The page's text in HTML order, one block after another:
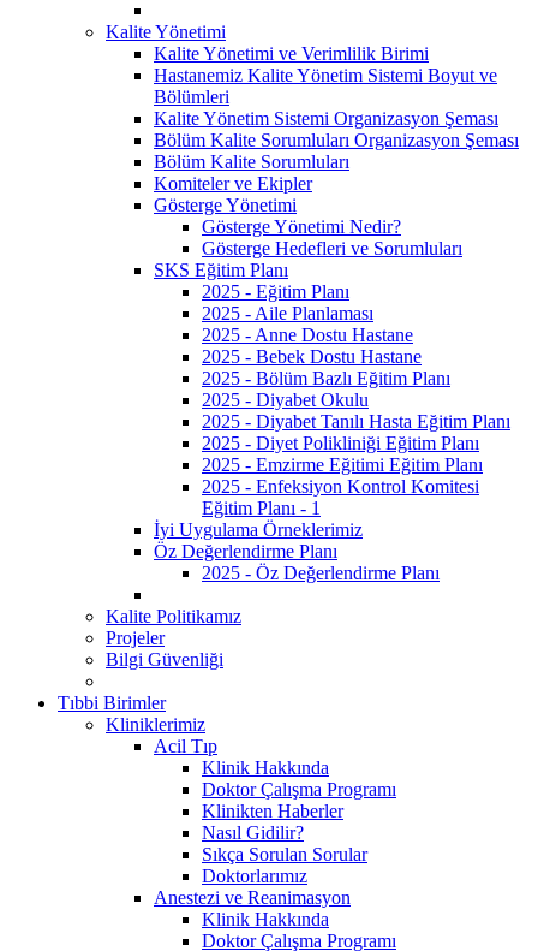
Kalite Yönetimi
Kalite Yönetimi ve Verimlilik Birimi
Hastanemiz Kalite Yönetim Sistemi Boyut ve
Bölümleri
Kalite Yönetim Sistemi Organizasyon Şeması
Bölüm Kalite Sorumluları Organizasyon Şeması
Bölüm Kalite Sorumluları
Komiteler ve Ekipler
Gösterge Yönetimi
Gösterge Yönetimi Nedir?
Gösterge Hedefleri ve Sorumluları
SKS Eğitim Planı
2025 - Eğitim Planı
2025 - Aile Planlaması
2025 - Anne Dostu Hastane
2025 - Bebek Dostu Hastane
2025 - Bölüm Bazlı Eğitim Planı
2025 - Diyabet Okulu
2025 - Diyabet Tanılı Hasta Eğitim Planı
2025 - Diyet Polikliniği Eğitim Planı
2025 - Emzirme Eğitimi Eğitim Planı
2025 - Enfeksiyon Kontrol Komitesi
Eğitim Planı - 1
İyi Uygulama Örneklerimiz
Öz Değerlendirme Planı
2025 - Öz Değerlendirme Planı
Kalite Politikamız
Projeler
Bilgi Güvenliği
Tıbbi Birimler
Kliniklerimiz
Acil Tıp
Klinik Hakkında
Doktor Çalışma Programı
Klinikten Haberler
Nasıl Gidilir?
Sıkça Sorulan Sorular
Doktorlarımız
Anestezi ve Reanimasyon
Klinik Hakkında
Doktor Çalışma Programı